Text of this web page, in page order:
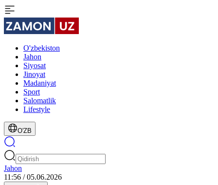
O'zbekiston
Jahon
Siyosat
Jinoyat
Madaniyat
Sport
Salomatlik
Lifestyle
O'ZB
Jahon
11:56 / 05.06.2026